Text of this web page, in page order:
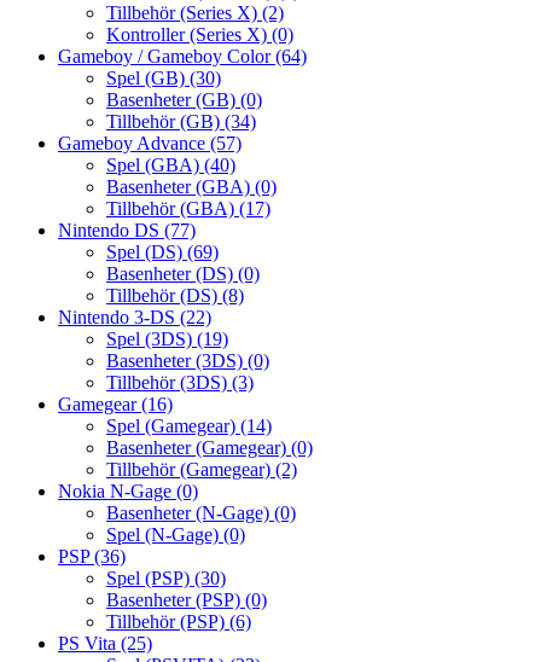
Tillbehör (Series X) (2)
Kontroller (Series X) (0)
Gameboy / Gameboy Color(64)
Spel (GB) (30)
Basenheter (GB) (0)
Tillbehör (GB) (34)
Gameboy Advance (57)
Spel (GBA) (40)
Basenheter (GBA) (0)
Tillbehör (GBA) (17)
Nintendo DS (77)
Spel (DS) (69)
Basenheter (DS) (0)
Tillbehör (DS) (8)
Nintendo 3-DS (22)
Spel (3DS) (19)
Basenheter (3DS) (0)
Tillbehör (3DS) (3)
Gamegear(16)
Spel (Gamegear) (14)
Basenheter (Gamegear) (0)
Tillbehör (Gamegear) (2)
Nokia N-Gage (0)
Basenheter (N-Gage) (0)
Spel (N-Gage) (0)
PSP(36)
Spel (PSP) (30)
Basenheter (PSP) (0)
Tillbehör (PSP) (6)
PS Vita (25)